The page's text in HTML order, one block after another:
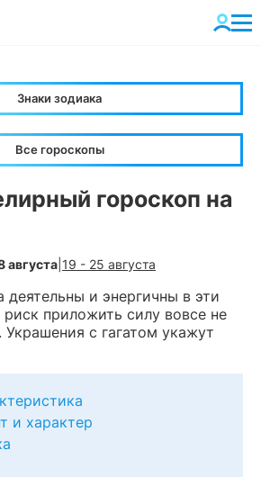
Знаки зодиака
гороскоп на
августа 19 - 25 августа
деятельны и энергичны в эти
приложить силу вовсе не
Украшения с гагатом укажут
и характер
Все гороскопы